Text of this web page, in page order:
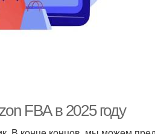
FBA в 2025 году